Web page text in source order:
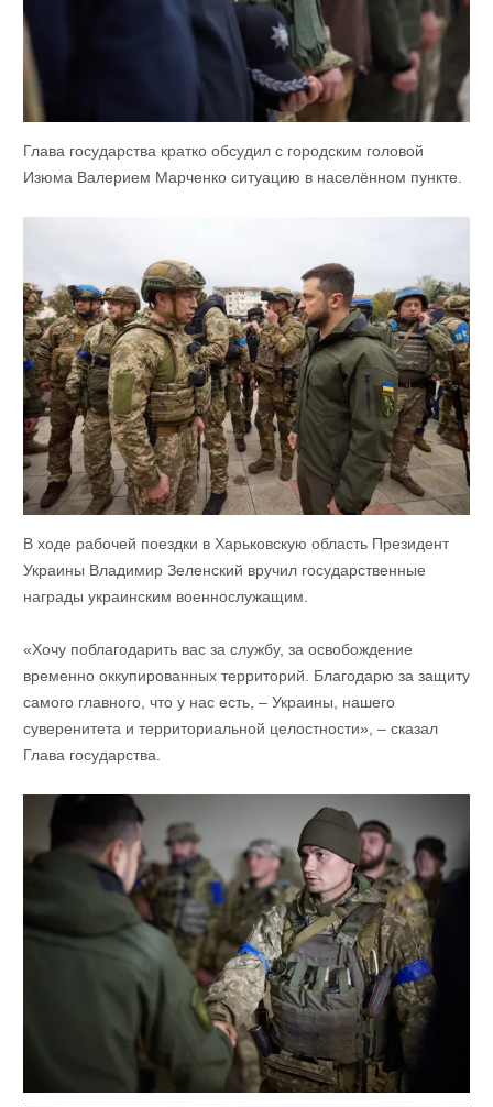
Глава государства кратко обсудил с городским головой
Изюма Валерием Марченко ситуацию в населённом пункте.
В ходе рабочей поездки в Харьковскую область Президент
Украины Владимир Зеленский вручил государственные
награды украинским военнослужащим.
«Хочу поблагодарить вас за службу, за освобождение
временно оккупированных территорий. Благодарю за защиту
самого главного, что у нас есть, – Украины, нашего
суверенитета и территориальной целостности», – сказал
Глава государства.